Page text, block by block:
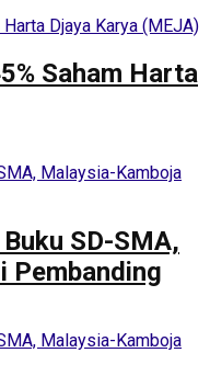
Saham Harta
SD-SMA,
Pembanding